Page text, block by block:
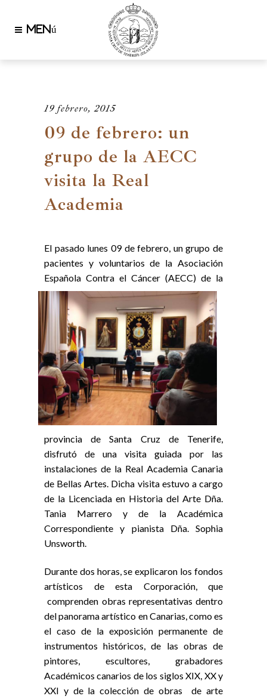
19 febrero, 2015
09 de febrero: un
grupo de la AECC
visita la Real
Academia
El pasado lunes 09 de febrero, un grupo de
pacientes y voluntarios de la Asociación
Española Contra el Cáncer (AECC) de la
provincia de Santa Cruz de Tenerife,
disfrutó de una visita guiada por las
instalaciones de la Real Academia Canaria
de Bellas Artes. Dicha visita estuvo a cargo
de la Licenciada en Historia del Arte Dña.
Tania Marrero y de la Académica
Correspondiente y pianista Dña. Sophia
Unsworth.
Durante dos horas, se explicaron los fondos
artísticos de esta Corporación, que
comprenden obras representativas dentro
del panorama artístico en Canarias, como es
el caso de la exposición permanente de
instrumentos históricos, de las obras de
pintores, escultores, grabadores
Académicos canarios de los siglos XIX, XX y
XXI y de la colección de obras de arte